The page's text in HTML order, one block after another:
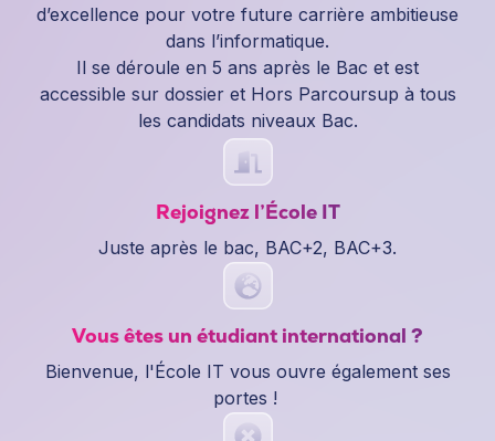
d’excellence pour votre future carrière ambitieuse
dans l’informatique.
Il se déroule en 5 ans après le Bac et est
accessible sur dossier et Hors Parcoursup à tous
les candidats niveaux Bac.
Rejoignez l’École IT
Juste après le bac, BAC+2, BAC+3.
Vous êtes un étudiant international ?
Bienvenue, l'École IT vous ouvre également ses
portes !